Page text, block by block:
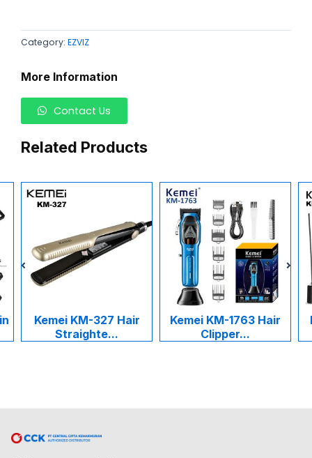
Category: EZVIZ
More Information
Contact Us
Related Products
Kemei KM-327 Hair
Straighte...
Kemei KM-1763 Hair
Clipper...